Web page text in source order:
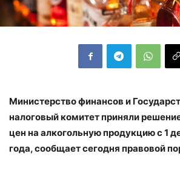
Министерство финансов и
налоговый комитет приняли
цен на алкогольную продукцию с 1
года, сообщает сегодня правовой